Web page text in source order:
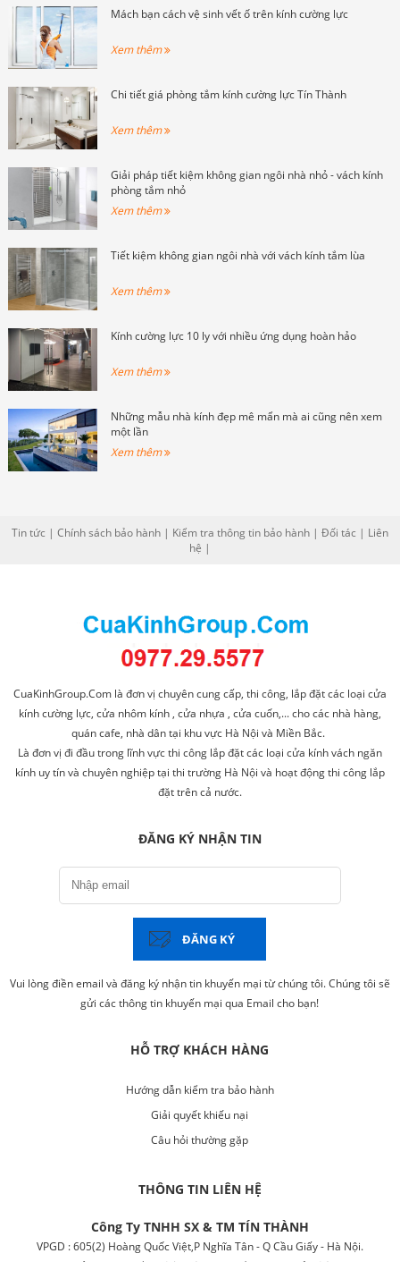
nhà, công trình nhà xưởng…Người ta
có nhiều sự lựa chọn khác nhau,
trong đó mái hiên kính đã và đang
được đưa vào nhằm khai thác những
lợi ích tối đa của các vật liệu.
nhà ở gia đình.
Mách bạn cách vệ sinh vết ố trên kính cường lực
Xem thêm
Chi tiết giá phòng tắm kính cường lực Tín Thành
Xem thêm
Giải pháp tiết kiệm không gian ngôi nhà nhỏ - vách kính
phòng tắm nhỏ
Xem thêm
Tiết kiệm không gian ngôi nhà với vách kính tắm lùa
Xem thêm
Kính cường lực 10 ly với nhiều ứng dụng hoàn hảo
Xem thêm
Những mẫu nhà kính đẹp mê mẩn mà ai cũng nên xem
một lần
Xem thêm
Tin tức | Chính sách bảo hành| Kiểm tra thông tin bảo hành| Đối tác | Liên
hệ |
CuaKinhGroup.Com là đơn vị chuyên cung cấp, thi công, lắp đặt các loại cửa
kính cường lực, cửa nhôm kính , cửa nhựa , cửa cuốn,... cho các nhà hàng,
quán cafe, nhà dân tại khu vực Hà Nội và Miền Bắc.
Là đơn vị đi đầu trong lĩnh vực thi công lắp đặt các loại cửa kính vách ngăn
kính uy tín và chuyên nghiệp tại thi trường Hà Nội và hoạt động thi công lắp
đặt trên cả nước.
ĐĂNG KÝ NHẬN TIN
ĐĂNG KÝ
Vui lòng điền email và đăng ký nhận tin khuyến mại từ chúng tôi. Chúng tôi sẽ
gửi các thông tin khuyến mại qua Email cho bạn!
HỖ TRỢ KHÁCH HÀNG
Hướng dẫn kiểm tra bảo hành
Giải quyết khiếu nại
Câu hỏi thường gặp
THÔNG TIN LIÊN HỆ
Công Ty TNHH SX & TM TÍN THÀNH
VPGD : 605(2) Hoàng Quốc Việt,P Nghĩa Tân - Q Cầu Giấy - Hà Nội.